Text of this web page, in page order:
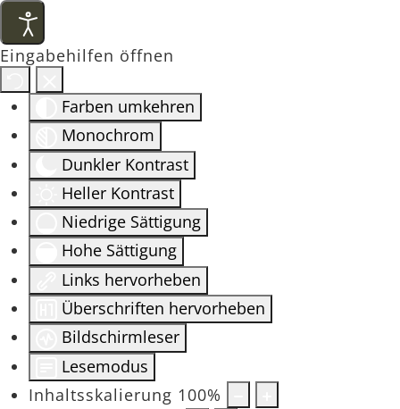
Eingabehilfen öffnen
Farben umkehren
Monochrom
Dunkler Kontrast
Heller Kontrast
Niedrige Sättigung
Hohe Sättigung
Links hervorheben
Überschriften hervorheben
Bildschirmleser
Lesemodus
Inhaltsskalierung 100%